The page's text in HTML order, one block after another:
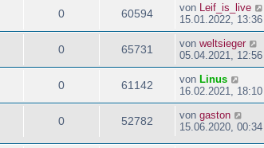
0 60594 von
Leif_is_live
15.01.2022, 13:36
0 65731 von weltsieger
05.04.2021, 12:56
0 61142 von Linus
16.02.2021, 18:10
0 52782 von gaston
15.06.2020, 00:34